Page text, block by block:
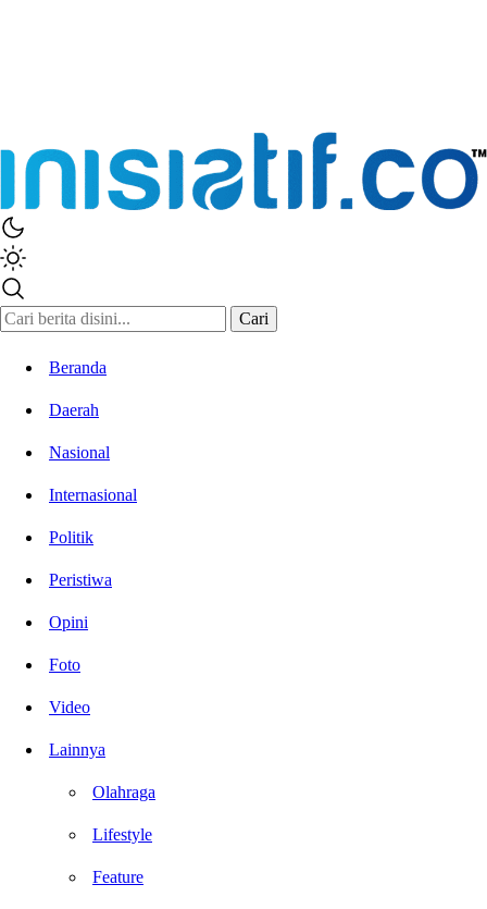
Inisiatif.co
Stay Connected Stay Informed
Cari
Beranda
Daerah
Nasional
Internasional
Politik
Peristiwa
Opini
Foto
Video
Lainnya
Olahraga
Lifestyle
Feature